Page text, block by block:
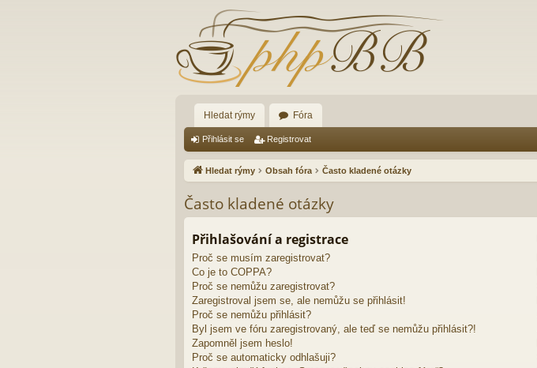
Hledat rýmy Fóra
Přihlásit se Registrovat
Hledat rýmy Obsah fóra Často kladené otázky
Často kladené otázky
Přihlašování a registrace
Proč se musím zaregistrovat?
Co je to COPPA?
Proč se nemůžu zaregistrovat?
Zaregistroval jsem se, ale nemůžu se přihlásit!
Proč se nemůžu přihlásit?
Byl jsem ve fóru zaregistrovaný, ale teď se nemůžu přihlásit?!
Zapomněl jsem heslo!
Proč se automaticky odhlašuji?